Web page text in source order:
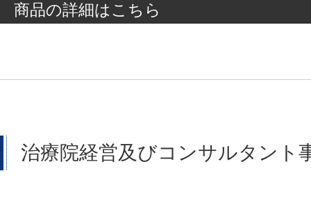
商品の詳細はこちら
治療院経営及びコンサルタント